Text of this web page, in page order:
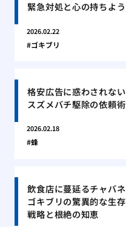
緊急対処と心の持ちよう
2026.02.22
ゴキブリ
格安広告に惑わされない
スズメバチ駆除の依頼術
2026.02.18
蜂
飲食店に蔓延るチャバネ
ゴキブリの驚異的な生存
戦略と根絶の知恵